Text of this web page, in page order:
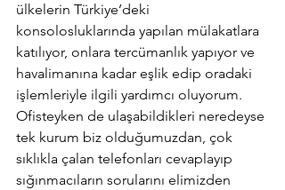
ülkelerin Türkiye’deki
konsolosluklarında yapılan mülakatlara
katılıyor, onlara tercümanlık yapıyor ve
havalimanına kadar eşlik edip oradaki
işlemleriyle ilgili yardımcı oluyorum.
Ofisteyken de ulaşabildikleri neredeyse
tek kurum biz olduğumuzdan, çok
sıklıkla çalan telefonları cevaplayıp
sığınmacıların sorularını elimizden